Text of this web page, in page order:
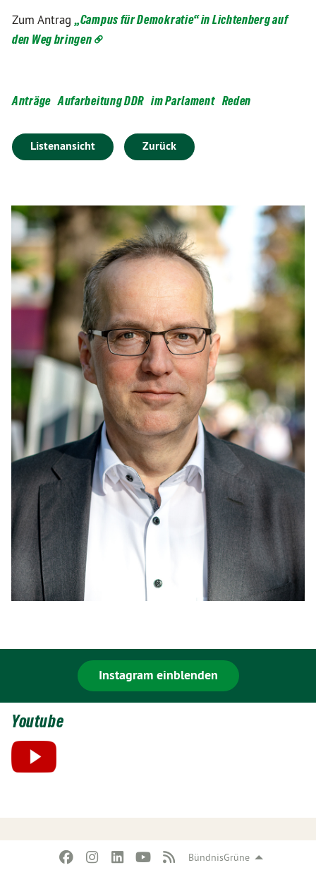
BündnisGrüne
Zum Antrag„Campus für Demokratie“ in Lichtenberg auf
den Weg bringen
Anträge Aufarbeitung DDR im Parlament Reden
Listenansicht Zurück
Instagram einblenden
Youtube